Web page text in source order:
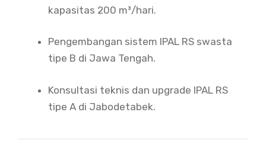
kapasitas 200 m³/hari.
Pengembangan sistem IPAL RS swasta
tipe B di Jawa Tengah.
Konsultasi teknis dan upgrade IPAL RS
tipe A di Jabodetabek.